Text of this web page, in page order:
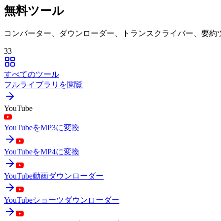
無料ツール
コンバーター、ダウンローダー、トランスクライバー、要約
33
すべてのツール
フルライブラリを閲覧
YouTube
YouTubeをMP3に変換
YouTubeをMP4に変換
YouTube動画ダウンローダー
YouTubeショーツダウンローダー